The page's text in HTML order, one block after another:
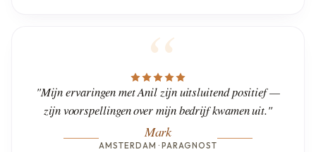
"Mijn ervaringen met Anil zijn uitsluitend positief —
zijn voorspellingen over mijn bedrijf kwamen uit."
Mark
AMSTERDAM · PARAGNOST